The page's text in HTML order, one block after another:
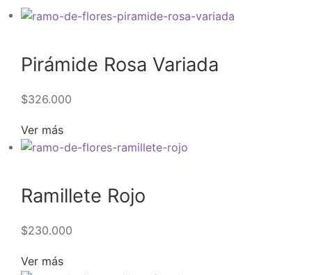
Pirámide Rosa Variada
$326.000
Ver más
Ramillete Rojo
$230.000
Ver más